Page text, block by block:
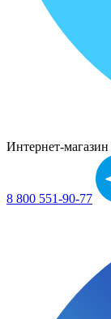
Интернет-магазин
8 800 551-90-77